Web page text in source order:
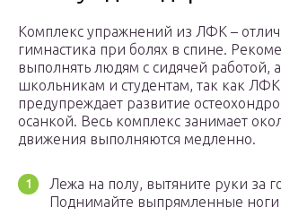
Комплекс упражнений из ЛФК –
гимнастика при болях в спине.
выполнять людям с сидячей работой,
школьникам и студентам, так как ЛФК
предупреждает развитие
осанкой. Весь комплекс занимает
движения выполняются медленно.
Лежа на полу, вытяните руки за
Поднимайте выпрямленные ноги